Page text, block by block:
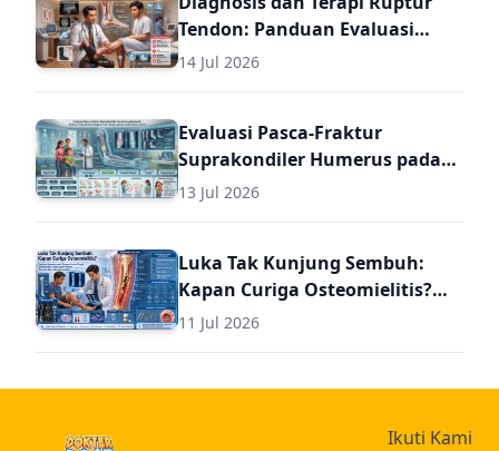
Tendon: Panduan Evaluasi
Pasca Perbaikan untuk Dokter
14 Jul 2026
Evaluasi Pasca-Fraktur
Suprakondiler Humerus pada
Anak: Panduan Komprehensif
13 Jul 2026
Luka Tak Kunjung Sembuh:
Kapan Curiga Osteomielitis?
Panduan Komprehensif
Umum (Termasuk Dosis Obat
11 Jul 2026
Ikuti Kami